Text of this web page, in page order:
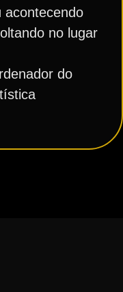
acontecendo
no lugar
do